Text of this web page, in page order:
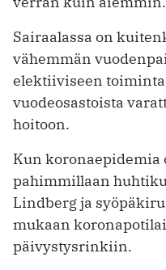
Sairaalassa on
vähemmän
elektiiviseen
vuodeosastoista
hoitoon.
Kun koronaepidemia
pahimmillaan
Lindberg ja
mukaan
päivystysrinkiin.